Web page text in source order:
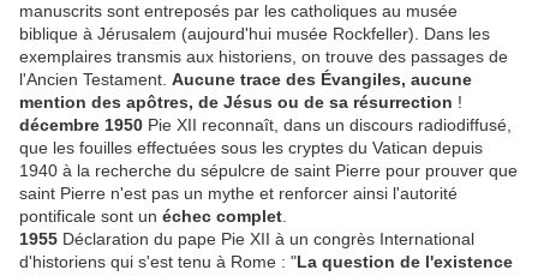
manuscrits sont entreposés par les catholiques au musée
biblique à Jérusalem (aujourd'hui musée Rockfeller). Dans les
exemplaires transmis aux historiens, on trouve des passages de
l'Ancien Testament. Aucune trace des Évangiles, aucune
mention des apôtres, de Jésus ou de sa résurrection !
décembre 1950 Pie XII reconnaît, dans un discours radiodiffusé,
que les fouilles effectuées sous les cryptes du Vatican depuis
1940 à la recherche du sépulcre de saint Pierre pour prouver que
saint Pierre n'est pas un mythe et renforcer ainsi l'autorité
pontificale sont un échec complet
1955 Déclaration du pape Pie XII à un congrès International
d'historiens qui s'est tenu à Rome : "La question de l'existence